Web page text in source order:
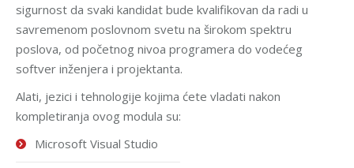
sigurnost da svaki kandidat bude kvalifikovan da radi u
savremenom poslovnom svetu na širokom spektru
poslova, od početnog nivoa programera do vodećeg
softver inženjera i projektanta.
Alati, jezici i tehnologije kojima ćete vladati nakon
kompletiranja ovog modula su:
Microsoft Visual Studio